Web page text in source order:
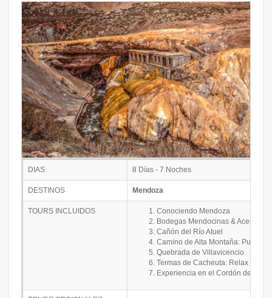
DIAS 8 Días - 7 Noches
DESTINOS Mendoza
TOURS INCLUIDOS
Conociendo Mendoza
Bodegas Mendocinas & Aceitera
Cañón del Río Atuel
Camino de Alta Montaña: Puente
Quebrada de Villavicencio
Termas de Cacheuta: Relax en
Experiencia en el Cordón del